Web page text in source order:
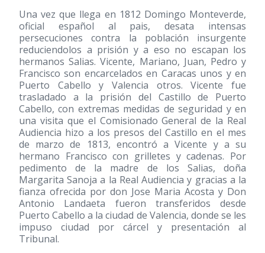
Una vez que llega en 1812 Domingo Monteverde,
oficial español al pais, desata intensas
persecuciones contra la población insurgente
reduciendolos a prisión y a eso no escapan los
hermanos Salias. Vicente, Mariano, Juan, Pedro y
Francisco son encarcelados en Caracas unos y en
Puerto Cabello y Valencia otros. Vicente fue
trasladado a la prisión del Castillo de Puerto
Cabello, con extremas medidas de seguridad y en
una visita que el Comisionado General de la Real
Audiencia hizo a los presos del Castillo en el mes
de marzo de 1813, encontró a Vicente y a su
hermano Francisco con grilletes y cadenas. Por
pedimento de la madre de los Salias, doña
Margarita Sanoja a la Real Audiencia y gracias a la
fianza ofrecida por don Jose Maria Acosta y Don
Antonio Landaeta fueron transferidos desde
Puerto Cabello a la ciudad de Valencia, donde se les
impuso ciudad por cárcel y presentación al
Tribunal.